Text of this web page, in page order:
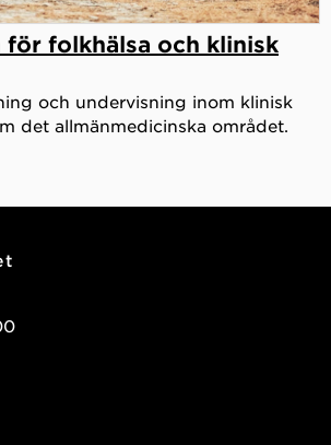
folkhälsa och klinisk
och undervisning inom klinisk
det allmänmedicinska området.